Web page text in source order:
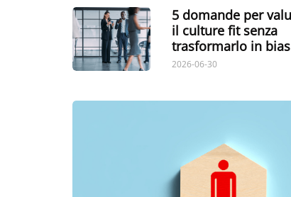
5 domande per
il culture fit senza
trasformarlo in bias
2026-06-30